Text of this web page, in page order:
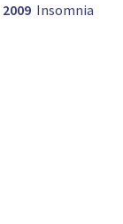
2009 Insomnia